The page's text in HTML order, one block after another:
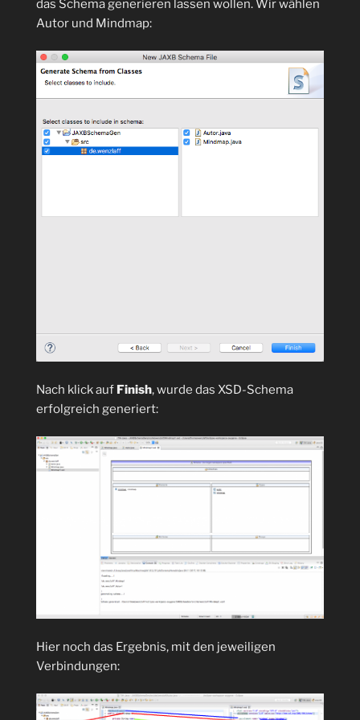
das Schema generieren lassen wollen. Wir wählen
Autor und Mindmap:
Nach klick auf Finish, wurde das XSD-Schema
erfolgreich generiert:
Hier noch das Ergebnis, mit den jeweiligen
Verbindungen: